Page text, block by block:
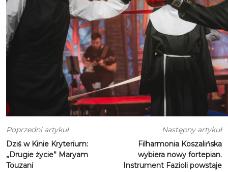
Poprzedni artykuł
Dziś w Kinie Kryterium:
„Drugie życie” Maryam
Touzani
Następny artykuł
Filharmonia Koszalińska
wybiera nowy fortepian.
Instrument Fazioli powstaje